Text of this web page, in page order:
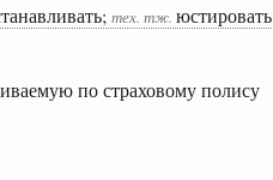
тех. тж. юстировать
по страховому полису